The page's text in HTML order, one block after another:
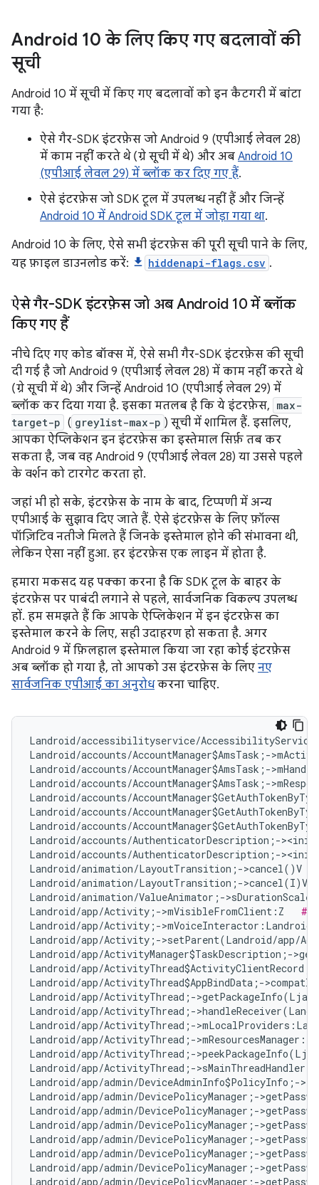
Android 10 के लिए किए गए बदलावों की
सूची
Android 10 में सूची में किए गए बदलावों को इन कैटगरी में बांटा
गया है:
ऐसे गैर-SDK इंटरफ़ेस जो Android 9 (एपीआई लेवल 28)
में काम नहीं करते थे (ग्रे सूची में थे) और अब Android 10
(एपीआई लेवल 29) में ब्लॉक कर दिए गए हैं.
ऐसे इंटरफ़ेस जो SDK टूल में उपलब्ध नहीं हैं और जिन्हें
Android 10 में Android SDK टूल में जोड़ा गया था.
Android 10 के लिए, ऐसे सभी इंटरफ़ेस की पूरी सूची पाने के लिए,
यह फ़ाइल डाउनलोड करें:
hiddenapi-flags.csv .
ऐसे गैर-SDK इंटरफ़ेस जो अब Android 10 में ब्लॉक
किए गए हैं
नीचे दिए गए कोड बॉक्स में, ऐसे सभी गैर-SDK इंटरफ़ेस की सूची
दी गई है जो Android 9 (एपीआई लेवल 28) में काम नहीं करते थे
(ग्रे सूची में थे) और जिन्हें Android 10 (एपीआई लेवल 29) में
ब्लॉक कर दिया गया है. इसका मतलब है कि ये इंटरफ़ेस, max-
target-p ( greylist-max-p ) सूची में शामिल हैं. इसलिए,
आपका ऐप्लिकेशन इन इंटरफ़ेस का इस्तेमाल सिर्फ़ तब कर
सकता है, जब वह Android 9 (एपीआई लेवल 28) या उससे पहले
के वर्शन को टारगेट करता हो.
जहां भी हो सके, इंटरफ़ेस के नाम के बाद, टिप्पणी में अन्य
एपीआई के सुझाव दिए जाते हैं. ऐसे इंटरफ़ेस के लिए फ़ॉल्स
पॉज़िटिव नतीजे मिलते हैं जिनके इस्तेमाल होने की संभावना थी,
लेकिन ऐसा नहीं हुआ. हर इंटरफ़ेस एक लाइन में होता है.
हमारा मकसद यह पक्का करना है कि SDK टूल के बाहर के
इंटरफ़ेस पर पाबंदी लगाने से पहले, सार्वजनिक विकल्प उपलब्ध
हों. हम समझते हैं कि आपके ऐप्लिकेशन में इन इंटरफ़ेस का
इस्तेमाल करने के लिए, सही उदाहरण हो सकता है. अगर
Android 9 में फ़िलहाल इस्तेमाल किया जा रहा कोई इंटरफ़ेस
अब ब्लॉक हो गया है, तो आपको उस इंटरफ़ेस के लिए नए
सार्वजनिक एपीआई का अनुरोधकरना चाहिए.
Landroid/accessibilityservice/
Landroid/accounts/AccountManager$AmsTask;-
Landroid/accounts/AccountManager$AmsTask;-
Landroid/accounts/AccountManager$AmsTask;-
Landroid/accounts/
Landroid/accounts/
Landroid/accounts/
Landroid/accounts/AuthenticatorDescription;-
Landroid/accounts/AuthenticatorDescription;-
Landroid/animation/LayoutTransition;->cancel()V
Landroid/animation/LayoutTransition;-
Landroid/animation/ValueAnimator;-
Landroid/app/Activity;->mVisibleFromClient:Z #
Landroid/app/Activity;-
Landroid/app/Activity;->setParent(Landroid/
Landroid/app/ActivityManager$TaskDescription;-
Landroid/app/
Landroid/app/ActivityThread$AppBindData;-
Landroid/app/ActivityThread;-
Landroid/app/ActivityThread;-
Landroid/app/ActivityThread;-
Landroid/app/ActivityThread;-
Landroid/app/ActivityThread;-
Landroid/app/ActivityThread;-
Landroid/app/admin/
Landroid/app/admin/DevicePolicyManager;-
Landroid/app/admin/DevicePolicyManager;-
Landroid/app/admin/DevicePolicyManager;-
Landroid/app/admin/DevicePolicyManager;-
Landroid/app/admin/DevicePolicyManager;-
Landroid/app/admin/DevicePolicyManager;-
Landroid/app/admin/DevicePolicyManager;-